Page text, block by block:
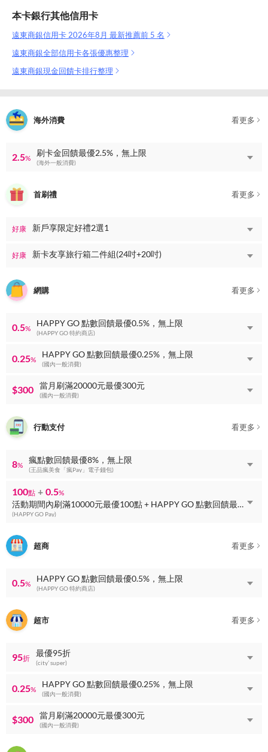
本卡銀行其他信用卡
遠東商銀信用卡 2026年8月 最新推薦前 5 名
遠東商銀全部信用卡各張優惠整理
遠東商銀現金回饋卡排行整理
海外消費 看更多
2.5%
刷卡金回饋最優2.5%，無上限
(海外一般消費)
首刷禮 看更多
好康 新戶享限定好禮2選1
好康 新卡友享旅行箱二件組(24吋+20吋)
網購 看更多
0.5%
HAPPY GO 點數回饋最優0.5%，無上限
(HAPPY GO 特約商店)
0.25%
HAPPY GO 點數回饋最優0.25%，無上限
(國內一般消費)
$300 當月刷滿20000元最優300元
(國內一般消費)
行動支付 看更多
8%
瘋點數回饋最優8%，無上限
(王品瘋美食「瘋Pay」電子錢包)
100點 + 0.5%
活動期間內刷滿10000元最優100點 + HAPPY GO 點數回饋最優0.5%，無上限
(HAPPY GO Pay)
超商 看更多
0.5%
HAPPY GO 點數回饋最優0.5%，無上限
(HAPPY GO 特約商店)
超市 看更多
95折
最優95折
(city’ super)
0.25%
HAPPY GO 點數回饋最優0.25%，無上限
(國內一般消費)
$300 當月刷滿20000元最優300元
(國內一般消費)